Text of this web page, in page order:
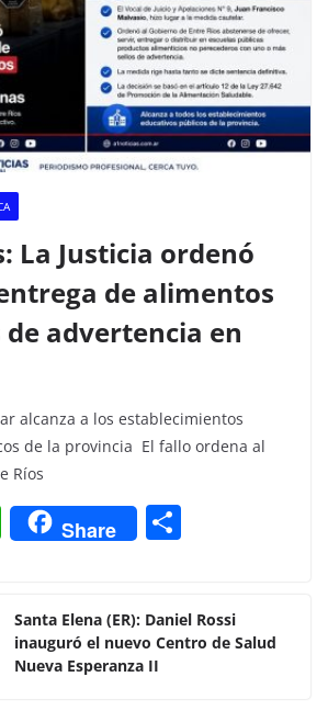
La Justicia ordenó
de alimentos
de advertencia en
alcanza a los establecimientos
de la provincia El fallo ordena al
Ríos
W
h
s
A
Share
p
ar
Santa Elena (ER): Daniel Rossi
inauguró el nuevo Centro de Salud
Nueva Esperanza II